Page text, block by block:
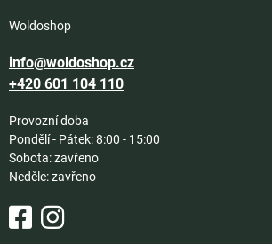
Woldoshop
info@woldoshop.cz
+420 601 104 110
Provozní doba
Pondělí - Pátek: 8:00 - 15:00
Sobota: zavřeno
Neděle: zavřeno